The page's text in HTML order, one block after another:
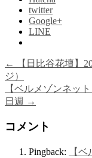
twitter
Google+
LINE
←
【日比谷花壇】
ジ）
【ベルメゾンネッ
日週 →
コメント
Pingback:
【